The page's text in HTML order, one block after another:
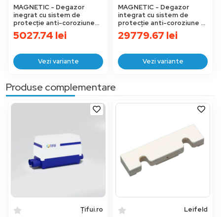
MAGNETIC - Degazor
inegrat cu sistem de
protecție anti-coroziune
HWR
5027.74 lei
Vezi variante
MAGNETIC - Degazor
integrat cu sistem de
protecție anti-coroziune -
HWR (XXL)
29779.67 lei
Vezi variante
Produse complementare
Țifui.ro
Leifeld